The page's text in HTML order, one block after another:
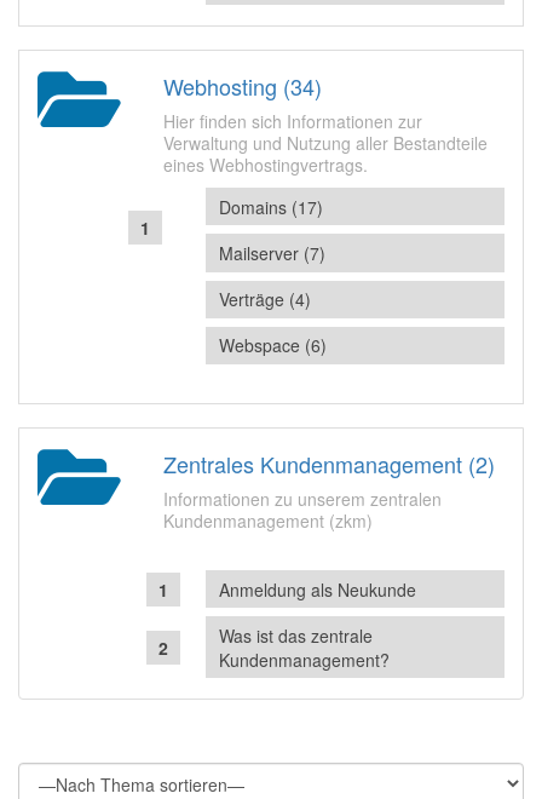
Webhosting (34)
Hier finden sich Informationen zur
Verwaltung und Nutzung aller Bestandteile
eines Webhostingvertrags.
Domains (17)
Mailserver (7)
Verträge (4)
Webspace (6)
Zentrales Kundenmanagement (2)
Informationen zu unserem zentralen
Kundenmanagement (zkm)
Anmeldung als Neukunde
Was ist das zentrale
Kundenmanagement?